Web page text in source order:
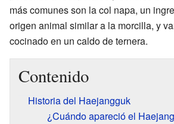
más comunes son la col napa, un
origen animal similar a la morcilla, y
cocinado en un caldo de ternera.
Contenido
Historia del Haejangguk
¿Cuándo apareció el